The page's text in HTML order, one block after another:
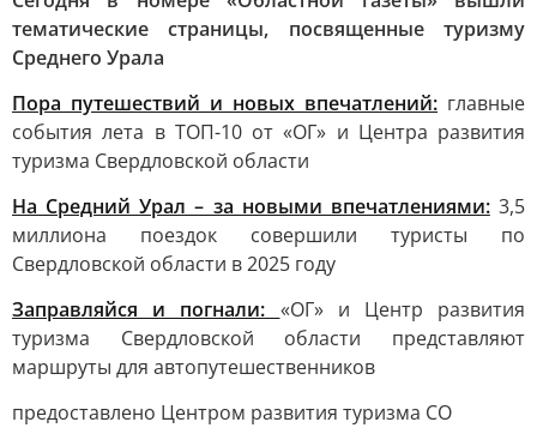
тематические страницы, посвященные туризму
Среднего Урала
Пора путешествий и новых впечатлений: главные
события лета в ТОП-10 от «ОГ» и Центра развития
туризма Свердловской области
На Средний Урал – за новыми впечатлениями:3,5
миллиона поездок совершили туристы по
Свердловской области в 2025 году
Заправляйся и погнали: «ОГ» и Центр развития
туризма Свердловской области представляют
маршруты для автопутешественников
предоставлено Центром развития туризма СО